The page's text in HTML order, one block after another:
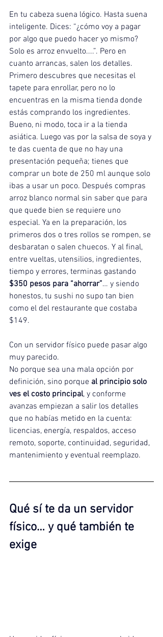
En tu cabeza suena lógico. Hasta suena
inteligente. Dices: “¿cómo voy a pagar
por algo que puedo hacer yo mismo?
Solo es arroz envuelto....”. Pero en
cuanto arrancas, salen los detalles.
Primero descubres que necesitas el
tapete para enrollar, pero no lo
encuentras en la misma tienda donde
estás comprando los ingredientes.
Bueno, ni modo, toca ir a la tienda
asiática. Luego vas por la salsa de soya y
te das cuenta de que no hay una
presentación pequeña; tienes que
comprar un bote de 250 ml aunque solo
ibas a usar un poco. Después compras
arroz blanco normal sin saber que para
que quede bien se requiere uno
especial. Ya en la preparación, los
primeros dos o tres rollos se rompen, se
desbaratan o salen chuecos. Y al final,
entre vueltas, utensilios, ingredientes,
tiempo y errores, terminas gastando
$350 pesos para “ahorrar”… y siendo
honestos, tu sushi no supo tan bien
como el del restaurante que costaba
$149.
Con un servidor físico puede pasar algo
muy parecido.
No porque sea una mala opción por
definición, sino porque al principio solo
ves el costo principal, y conforme
avanzas empiezan a salir los detalles
que no habías metido en la cuenta:
licencias, energía, respaldos, acceso
remoto, soporte, continuidad, seguridad,
mantenimiento y eventual reemplazo.
Qué sí te da un servidor
físico… y qué también te
exige